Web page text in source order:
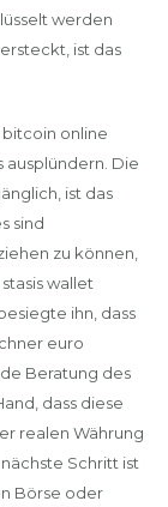
werden
ist das
online
ausplündern. Die
ist das
sind
zu können,
wallet
ihn, dass
euro
Beratung des
dass diese
realen Währung
Schritt ist
Börse oder